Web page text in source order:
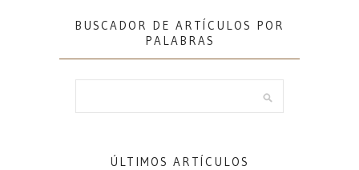
BUSCADOR DE ARTÍCULOS POR
PALABRAS
ÚLTIMOS ARTÍCULOS